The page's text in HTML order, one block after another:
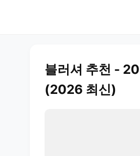
블러셔 추천 -
(2026 최신)